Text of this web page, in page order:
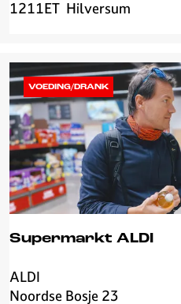
j
o
s
i
i
1211ET Hilversum
Supermarkt ALDI
S
u
VOEDING/DRANK
ALDI
Noordse Bosje 23